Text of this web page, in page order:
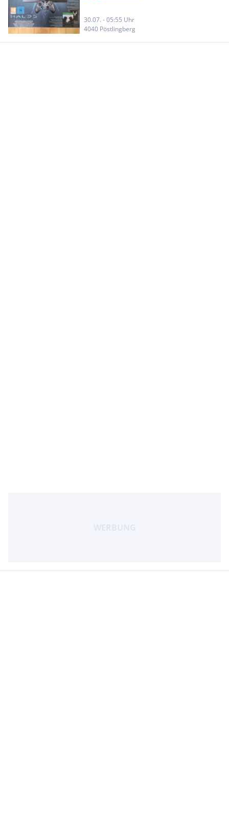
30.07. - 05:55 Uhr
4040 Pöstlingberg